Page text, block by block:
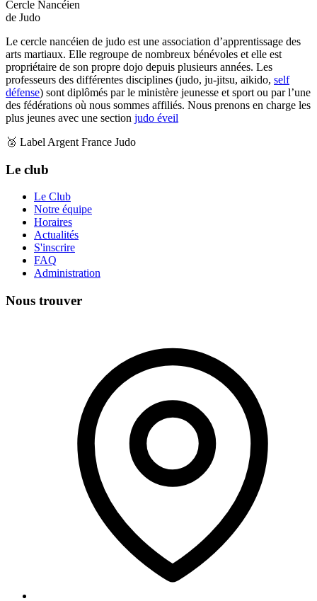
Cercle Nancéien
de Judo
Le cercle nancéien de judo est une association d’apprentissage des
arts martiaux. Elle regroupe de nombreux bénévoles et elle est
propriétaire de son propre dojo depuis plusieurs années. Les
professeurs des différentes disciplines (judo, ju-jitsu, aikido, self
défense) sont diplômés par le ministère jeunesse et sport ou par l’une
des fédérations où nous sommes affiliés. Nous prenons en charge les
plus jeunes avec une section judo éveil
🥈 Label Argent France Judo
Le club
Le Club
Notre équipe
Horaires
Actualités
S'inscrire
FAQ
Administration
Nous trouver